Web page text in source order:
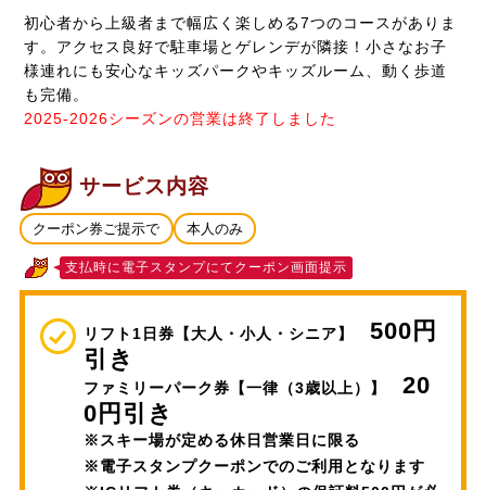
初心者から上級者まで幅広く楽しめる7つのコースがありま
す。アクセス良好で駐車場とゲレンデが隣接！小さなお子
様連れにも安心なキッズパークやキッズルーム、動く歩道
も完備。
2025-2026シーズンの営業は終了しました
サービス内容
クーポン券ご提示で 本人のみ
支払時に電子スタンプにてクーポン画面提示
リフト1日券【大人・小人・シニア】500円
引き
ファミリーパーク券【一律（3歳以上）】20
0円引き
※スキー場が定める休日営業日に限る
※電子スタンプクーポンでのご利用となります